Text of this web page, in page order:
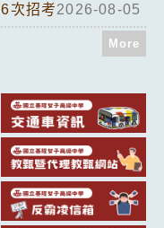
6次招考2026-08-05
More